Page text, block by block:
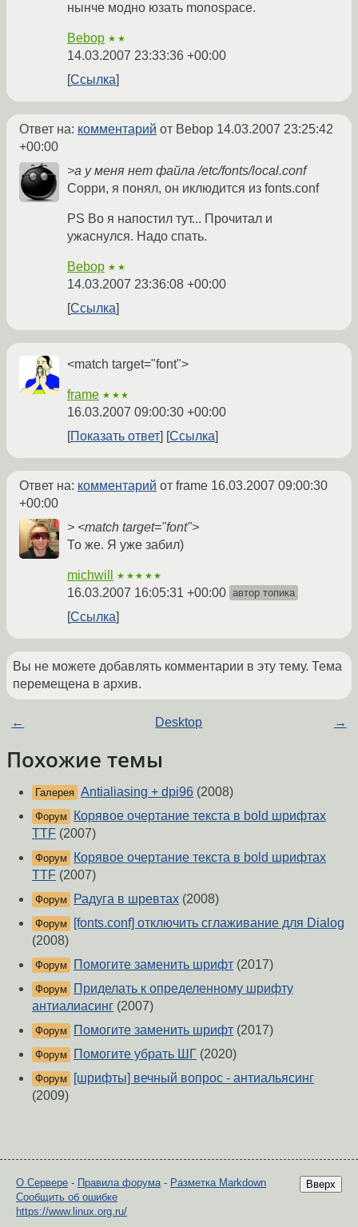
нынче модно юзать monospace.
Bebop ★★
14.03.2007 23:33:36 +00:00
Ссылка
Ответ на: комментарий от Bebop 14.03.2007 23:25:42
+00:00
>а у меня нет файла /etc/fonts/local.conf
Сорри, я понял, он иклюдится из fonts.conf
PS Во я напостил тут... Прочитал и
ужаснулся. Надо спать.
Bebop ★★
14.03.2007 23:36:08 +00:00
Ссылка
<match target="font">
frame ★★★
16.03.2007 09:00:30 +00:00
Показать ответ
Ссылка
Ответ на: комментарий от frame 16.03.2007 09:00:30
+00:00
> <match target="font">
То же. Я уже забил)
michwill ★★★★★
16.03.2007 16:05:31 +00:00 автор топика
Ссылка
Вы не можете добавлять комментарии в эту тему. Тема
перемещена в архив.
← Desktop →
Похожие темы
Галерея Antialiasing + dpi96 (2008)
Форум
Корявое очертание текста в bold шрифтах
TTF (2007)
Форум
Корявое очертание текста в bold шрифтах
TTF (2007)
Форум Радуга в шревтах (2008)
Форум
[fonts.conf] отключить сглаживание для Dialog
(2008)
Форум Помогите заменить шрифт (2017)
Форум
Приделать к определенному шрифту
антиалиасинг (2007)
Форум Помогите заменить шрифт (2017)
Форум Помогите убрать ШГ (2020)
Форум
[шрифты] вечный вопрос - антиальясинг
(2009)
Вверх
О Сервере - Правила форума- Разметка Markdown
Сообщить об ошибке
https://www.linux.org.ru/